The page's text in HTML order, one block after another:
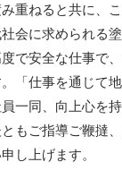
重ねると共に、
会に求められる
で安全な仕事で
「仕事を通じて
一同、向上心を
もご指導ご鞭撻
し上げます。